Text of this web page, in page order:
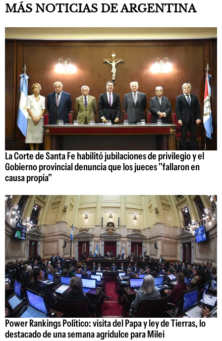
MÁS NOTICIAS DE ARGENTINA
La Corte de Santa Fe habilitó jubilaciones de privilegio y el
Gobierno provincial denuncia que los jueces "fallaron en
causa propia"
Power Rankings Político: visita del Papa y ley de Tierras, lo
destacado de una semana agridulce para Milei